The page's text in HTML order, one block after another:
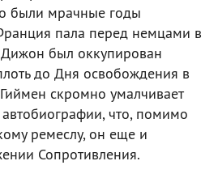
были мрачные годы
пала перед немцами в
Дижон был оккупирован
до Дня освобождения в
скромно умалчивает
что, помимо
ремеслу, он еще и
Сопротивления.